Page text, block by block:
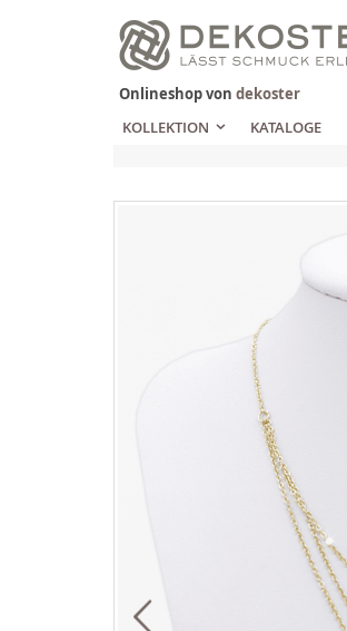
Zum
Inhalt
springen
Onlineshop von dekoster
KOLLEKTION
KATALOGE